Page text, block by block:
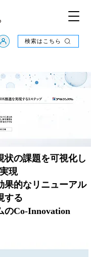
検索はこちら
検索はこちら
状の課題を可視化し
現
果的なリニューアル
する
のCo-Innovation